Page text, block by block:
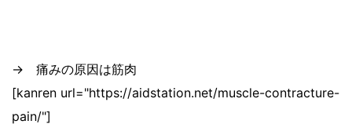
→ 痛みの原因は筋肉
[kanren url="https://aidstation.net/muscle-contracture-
pain/"]